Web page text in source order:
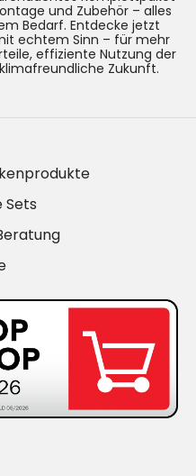
und Zubehör – alles
Bedarf. Entdecke jetzt
echtem Sinn – für mehr
effiziente Nutzung der
Zukunft.
Sets